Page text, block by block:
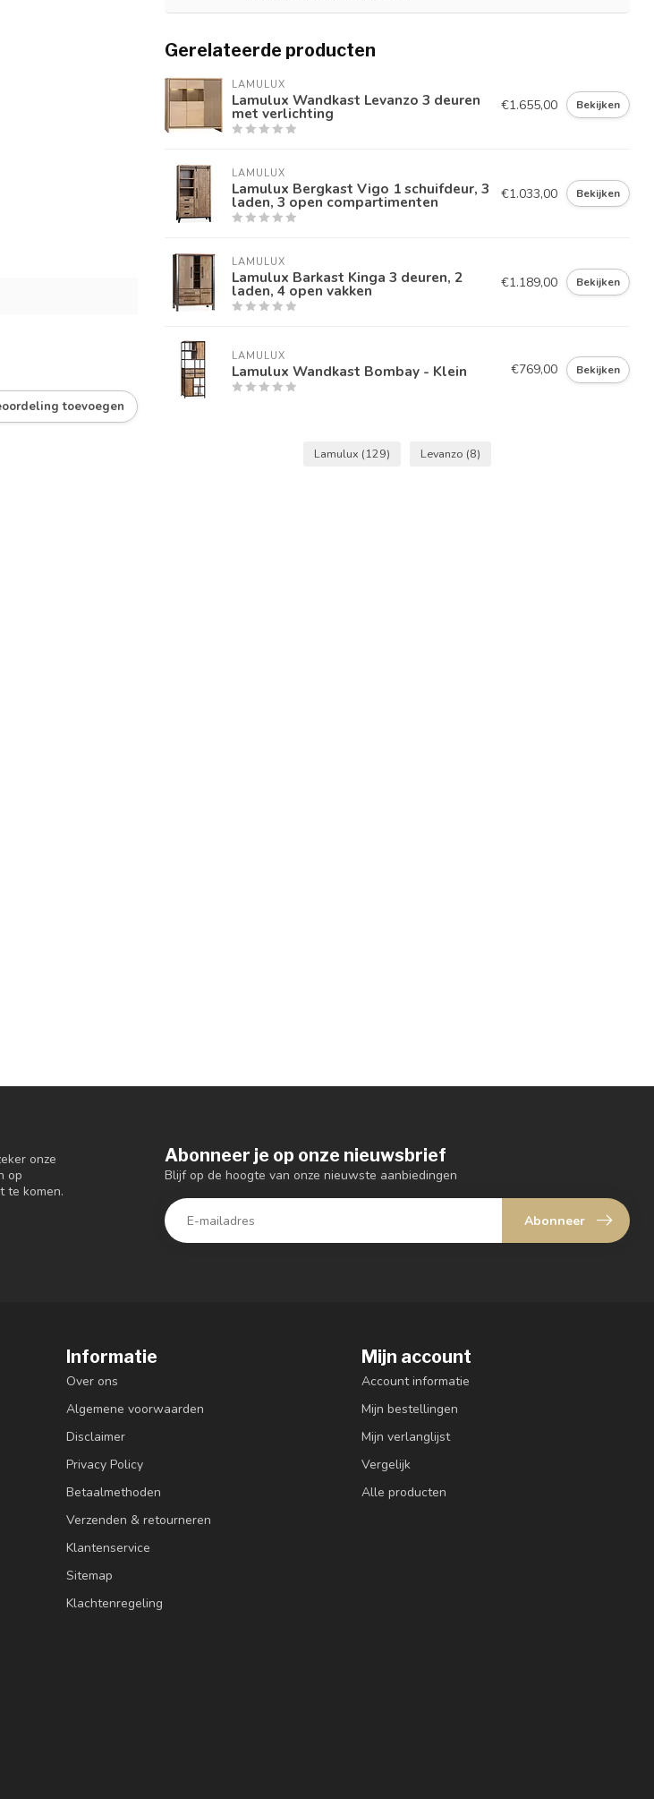
toevoegen
Gerelateerde producten
LAMULUX
Lamulux Wandkast Levanzo 3 deuren
met verlichting €1.655,00 Bekijken
LAMULUX
Lamulux Bergkast Vigo 1 schuifdeur, 3
laden, 3 open compartimenten €1.033,00 Bekijken
LAMULUX
Lamulux Barkast Kinga 3 deuren, 2
laden, 4 open vakken €1.189,00 Bekijken
LAMULUX
Lamulux Wandkast Bombay - Klein €769,00 Bekijken
Lamulux (129) Levanzo (8)
onze
op
te komen.
Abonneer je op onze nieuwsbrief
Blijf op de hoogte van onze nieuwste aanbiedingen
Abonneer
Informatie
Over ons
Algemene voorwaarden
Disclaimer
Privacy Policy
Betaalmethoden
Verzenden & retourneren
Klantenservice
Sitemap
Klachtenregeling
Mijn account
Account informatie
Mijn bestellingen
Mijn verlanglijst
Vergelijk
Alle producten